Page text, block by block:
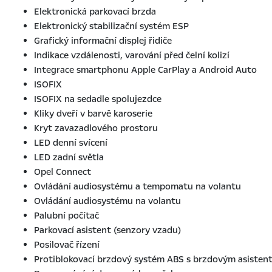
Elektronická parkovací brzda
Elektronický stabilizační systém ESP
Grafický informační displej řidiče
Indikace vzdálenosti, varování před čelní kolizí
Integrace smartphonu Apple CarPlay a Android Auto
ISOFIX
ISOFIX na sedadle spolujezdce
Kliky dveří v barvě karoserie
Kryt zavazadlového prostoru
LED denní svícení
LED zadní světla
Opel Connect
Ovládání audiosystému a tempomatu na volantu
Ovládání audiosystému na volantu
Palubní počítač
Parkovací asistent (senzory vzadu)
Posilovač řízení
Protiblokovací brzdový systém ABS s brzdovým